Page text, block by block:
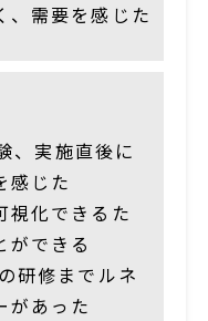
、需要を感じた
、実施直後に
感じた
視化できるた
ができる
研修までルネ
があった